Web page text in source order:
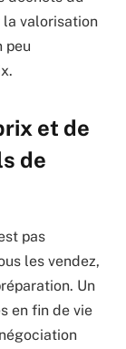
valorisation
peu
et de
de
pas
les vendez,
Un
en fin de vie